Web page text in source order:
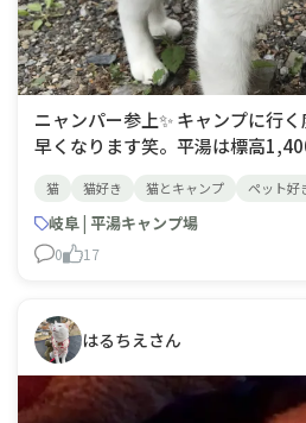
ニャンパー参上✨ キャンプに行く度に、ちゅーるの減りが
早くなります笑。平湯は標高
ます✨
猫 猫好き 猫とキャンプ ペット好
岐阜 | 平湯キャンプ場
0 17
はるちえさん